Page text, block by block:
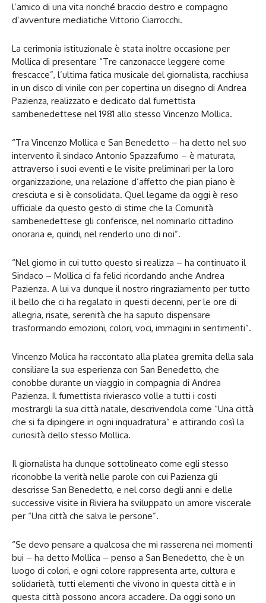
l’amico di una vita nonché braccio destro e compagno
d’avventure mediatiche Vittorio Ciarrocchi.
La cerimonia istituzionale è stata inoltre occasione per
Mollica di presentare “Tre canzonacce leggere come
frescacce”, l’ultima fatica musicale del giornalista, racchiusa
in un disco di vinile con per copertina un disegno di Andrea
Pazienza, realizzato e dedicato dal fumettista
sambenedettese nel 1981 allo stesso Vincenzo Mollica.
“Tra Vincenzo Mollica e San Benedetto – ha detto nel suo
intervento il sindaco Antonio Spazzafumo – è maturata,
attraverso i suoi eventi e le visite preliminari per la loro
organizzazione, una relazione d’affetto che pian piano è
cresciuta e si è consolidata. Quel legame da oggi è reso
ufficiale da questo gesto di stime che la Comunità
sambenedettese gli conferisce, nel nominarlo cittadino
onoraria e, quindi, nel renderlo uno di noi”.
“Nel giorno in cui tutto questo si realizza – ha continuato il
Sindaco – Mollica ci fa felici ricordando anche Andrea
Pazienza. A lui va dunque il nostro ringraziamento per tutto
il bello che ci ha regalato in questi decenni, per le ore di
allegria, risate, serenità che ha saputo dispensare
trasformando emozioni, colori, voci, immagini in sentimenti”.
Vincenzo Molica ha raccontato alla platea gremita della sala
consiliare la sua esperienza con San Benedetto, che
conobbe durante un viaggio in compagnia di Andrea
Pazienza. Il fumettista rivierasco volle a tutti i costi
mostrargli la sua città natale, descrivendola come “Una città
che si fa dipingere in ogni inquadratura” e attirando così la
curiosità dello stesso Mollica.
Il giornalista ha dunque sottolineato come egli stesso
riconobbe la verità nelle parole con cui Pazienza gli
descrisse San Benedetto, e nel corso degli anni e delle
successive visite in Riviera ha sviluppato un amore viscerale
per “Una città che salva le persone”.
“Se devo pensare a qualcosa che mi rasserena nei momenti
bui – ha detto Mollica – penso a San Benedetto, che è un
luogo di colori, e ogni colore rappresenta arte, cultura e
solidarietà, tutti elementi che vivono in questa città e in
questa città possono ancora accadere. Da oggi sono un